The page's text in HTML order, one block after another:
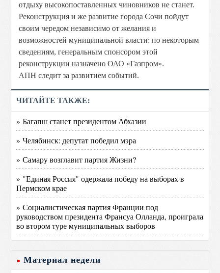
отдыху высокопоставленных чиновников не станет.
Реконструкция и же развитие города Сочи пойдут
своим чередом независимо от желания и
возможностей муниципальной власти: по некоторым
сведениям, генеральным спонсором этой
реконструкции назначено ОАО «Газпром».
АПН следит за развитием событий.
ЧИТАЙТЕ ТАКЖЕ:
» Багапш станет президентом Абхазии
» Челябинск: депутат победил мэра
» Самару возглавит партия Жизни?
» "Единая Россия" одержала победу на выборах в
Пермском крае
» Социалистическая партия Франции под
руководством президента Франсуа Олланда, проиграла
во втором туре муниципальных выборов
Материал недели